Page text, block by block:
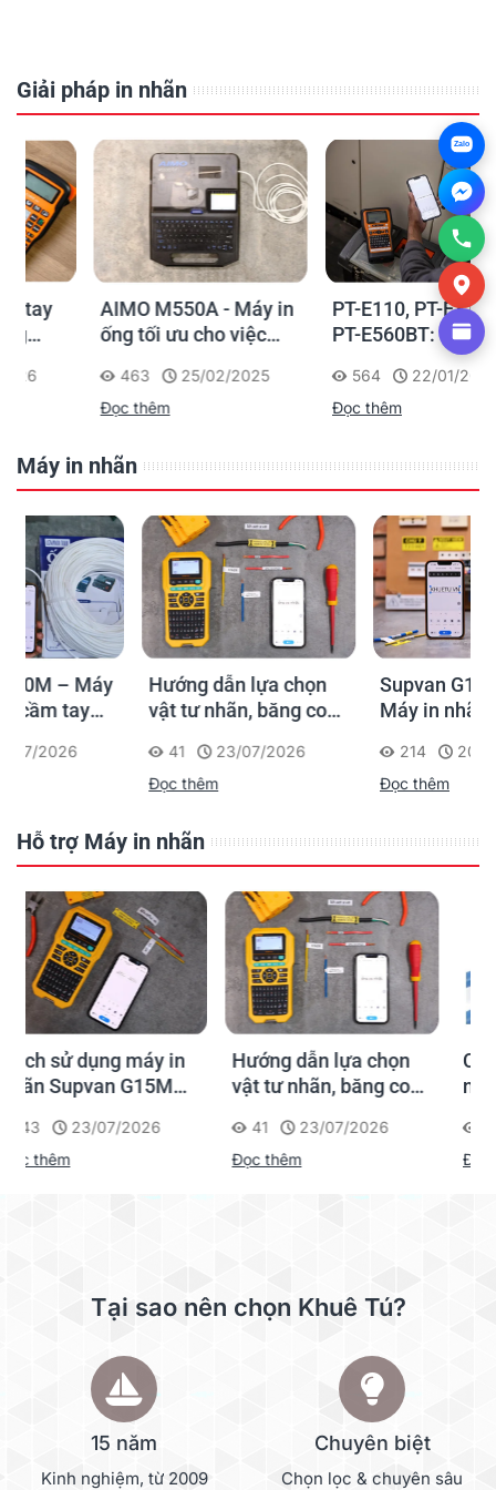
Giải pháp in nhãn
AIMO M550A - Máy in
ống tối ưu cho việc
nhận diện cáp điện,
cáp mạng
25/02/2025
Đọc thêm
PT-E110, PT-E310BT,
PT-E560BT: Giải pháp
in nhãn cầm tay công
nghiệp của Brother
22/01/2025
Đọc thêm
Máy in nhãn
Hướng dẫn lựa chọn
vật tư nhãn, băng co
Supvan G15M Pro
41
23/07/2026
Supvan G15M Pro –
Máy in nhãn cầm tay
dấu một lần, tra cứu
trọn đời công trình
214
20/07/2026
Hỗ trợ Máy in nhãn
Hướng dẫn lựa chọn
vật tư nhãn, băng co
Supvan G15M Pro
41
23/07/2026
Đọc thêm
Cách chọn ống co
nhiệt HZSE cho máy in
361
20/01/2026
Đọc thêm
Tại sao nên chọn Khuê Tú?
15 năm
Kinh nghiệm, từ 2009
Chuyên biệt
Chọn lọc & chuyên sâu
Zalo